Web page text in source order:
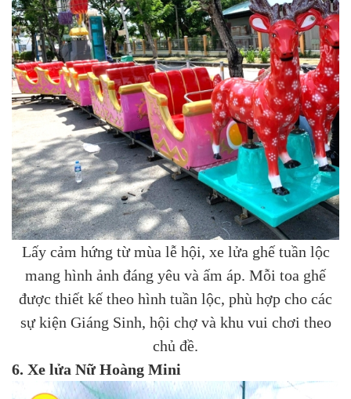
Lấy cảm hứng từ mùa lễ hội, xe lửa ghế tuần lộc
mang hình ảnh đáng yêu và ấm áp. Mỗi toa ghế
được thiết kế theo hình tuần lộc, phù hợp cho các
sự kiện Giáng Sinh, hội chợ và khu vui chơi theo
chủ đề.
6. Xe lửa Nữ Hoàng Mini